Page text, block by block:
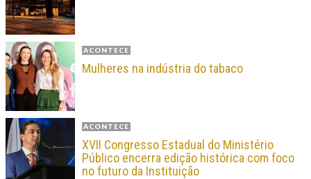
ACONTECE
Mulheres na indústria do tabaco
ACONTECE
XVII Congresso Estadual do Ministério
Público encerra edição histórica com foco
no futuro da Instituição